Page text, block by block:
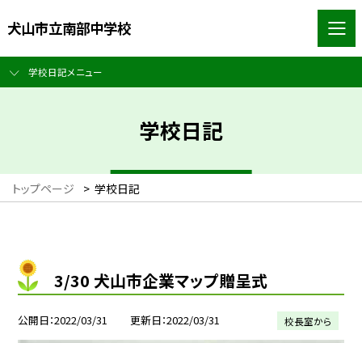
犬山市立南部中学校
学校日記メニュー
学校日記
トップページ > 学校日記
3/30 犬山市企業マップ贈呈式
公開日 2022/03/31 更新日 2022/03/31 校長室から